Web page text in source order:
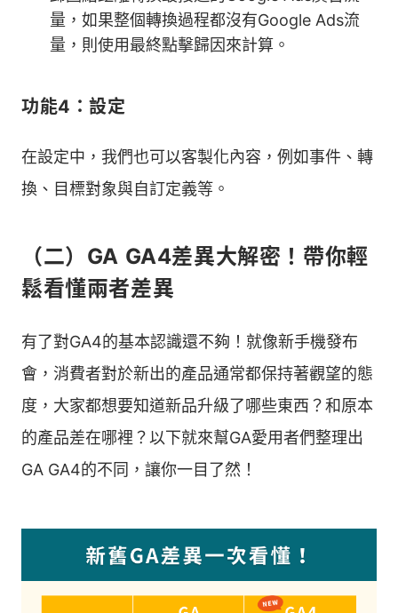
量，如果整個轉換過程都沒有Google Ads流
量，則使用最終點擊歸因來計算。
功能4：設定
在設定中，我們也可以客製化內容，例如事件、轉
換、目標對象與自訂定義等。
（二）GA GA4差異大解密！帶你輕
鬆看懂兩者差異
有了對GA4的基本認識還不夠！就像新手機發布
會，消費者對於新出的產品通常都保持著觀望的態
度，大家都想要知道新品升級了哪些東西？和原本
的產品差在哪裡？以下就來幫GA愛用者們整理出
GA GA4的不同，讓你一目了然！